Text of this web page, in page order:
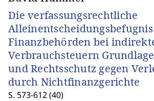
Die verfassungsrechtliche
Finanzbehörden bei
Verbrauchsteuern
und Rechtsschutz gegen
durch Nichtfinanzgerichte
S. 573-612 (40)